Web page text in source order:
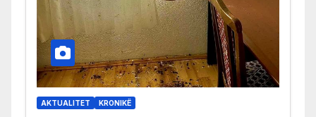
AKTUALITET KRONIKË